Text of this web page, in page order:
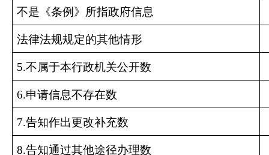
不是《条例》所指政府信息
法律法规规定的其他情形
5.不属于本行政机关公开数
6.申请信息不存在数
7.告知作出更改补充数
8.告知通过其他途径办理数